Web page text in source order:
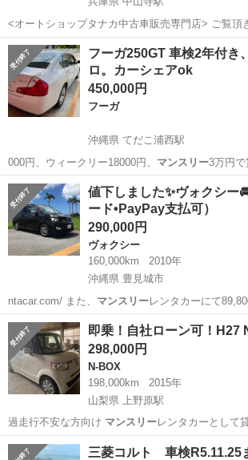
<オートショップタナカ中古車販売専門店> ご覧頂きありがとうござい
ます。 ガソリンスタンドを地元で50年以上 営んで
格も取得しております。 自動車販売は国内販売と
輸出も行なってお...
兵庫 伊丹市 中山寺駅 ワゴンＲ ワゴ
フーガ250GT 車検2年付き
ロ。カーシェアok
450,000円
フーガ
沖縄県 てだこ浦西駅
000円、ウィークリー18000円、 マンスリー3万円で
きます。
沖縄 中頭郡 てだこ浦西駅 フーガ
値下しました✨ヴォクシー
ード•PayPay支払可）
290,000円
ヴォクシー
160,000km
2010年
沖縄県 豊見城市
ntacar.com/ また、 マンスリーレンタカーにて
沖縄 豊見城市 ヴォクシー 支払
即乗！自社ローン可！H27
298,000円
N-BOX
198,000km
2015年
山梨県 上野原駅
過走行不安な方向け マンスリーレンタカーとして
山梨 上野原市 上野原駅 N-BOX
三菱コルト 車検